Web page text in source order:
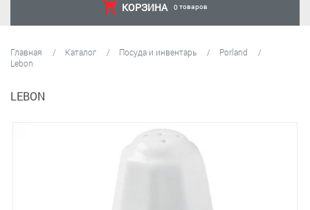
КОРЗИНА 0 товаров
Главная Каталог Посуда и инвентарь
Porland
Lebon
LEBON